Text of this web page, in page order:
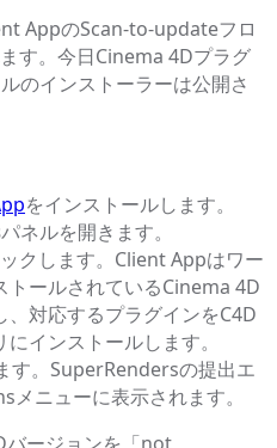
AppのScan-to-updateフロ
す。今日Cinema 4Dプラグ
のインストーラーは公開さ
をインストールします。
パネルを開きます。
クします。Client Appはワー
トールされているCinema 4D
対応するプラグインをC4D
インストールします。
す。SuperRendersの提出エ
ニューに表示されます。